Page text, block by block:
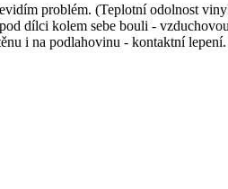
problém. (Teplotní odolnost
dílci kolem sebe bouli -
i na podlahovinu - kontaktní